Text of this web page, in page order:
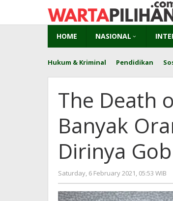
content
HOME NASIONAL
Hukum & Kriminal Pendidikan
The Death
Banyak
Dirinya
Saturday, 6 February 2021, 05:53 WIB